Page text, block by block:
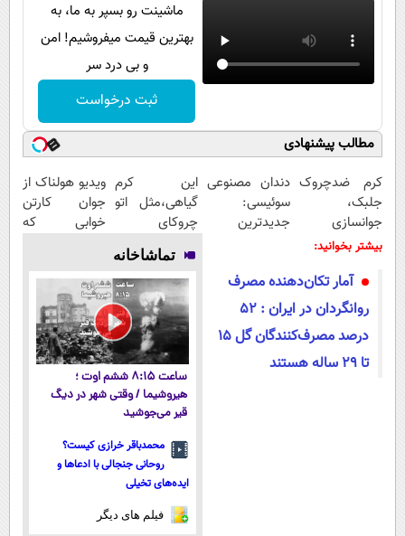
ماشینت رو بسپر به ما، به
بهترین قیمت میفروشیم! امن
و بی درد سر
ثبت درخواست
مطالب پیشنهادی
کرم ضدچروک
جلبک،
جوانسازی
طبیعی پوست
دندان مصنوعی
سوئیسی:
جدیدترین
پرداخت قسطی
این کرم
گیاهی،مثل اتو
چروکای
پوستتوصاف
میکنه!50%تخفیف
ویدیو هولناک از
جوان کارتن
خوابی که
بیشتر بخوانید:
آمار تکان‌دهنده مصرف
روانگردان در ایران : 52
درصد مصرف‌کنندگان گل ۱۵
تا ۲۹ ساله هستند
تماشاخانه
ساعت ۸:۱۵ ششم اوت ؛
هیروشیما / وقتی شهر در دیگ
قیر می‌جوشید
محمدباقر خرازی کیست؟
روحانی جنجالی با ادعاها و
ایده‌های تخیلی
فیلم های دیگر